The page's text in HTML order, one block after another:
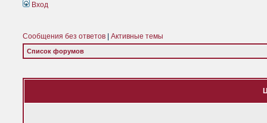
Вход
Сообщения без ответов Активные темы
Список форумов